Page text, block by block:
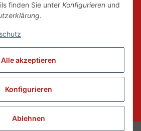
Alle akzeptieren
Konfigurieren
Ablehnen
finden Sie unter Konfigurieren und
.
Mitglied der Initiative
Vertrag widerrufen
MwSt., zzgl.Versand